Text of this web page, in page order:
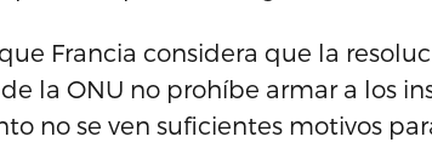
Francia considera que la
la ONU no prohíbe armar a los
no se ven suficientes motivos